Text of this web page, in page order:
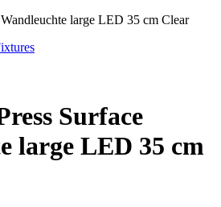
large LED 35 cm Clear
Surface
large LED 35 cm